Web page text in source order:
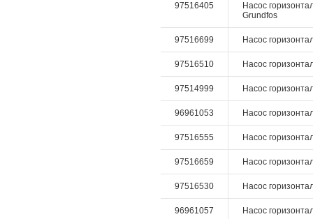
97516405
Насос
Grundfos
97516699 Насос
97516510 Насос
97514999 Насос
96961053 Насос
97516555 Насос
97516659 Насос
97516530 Насос
96961057 Насос